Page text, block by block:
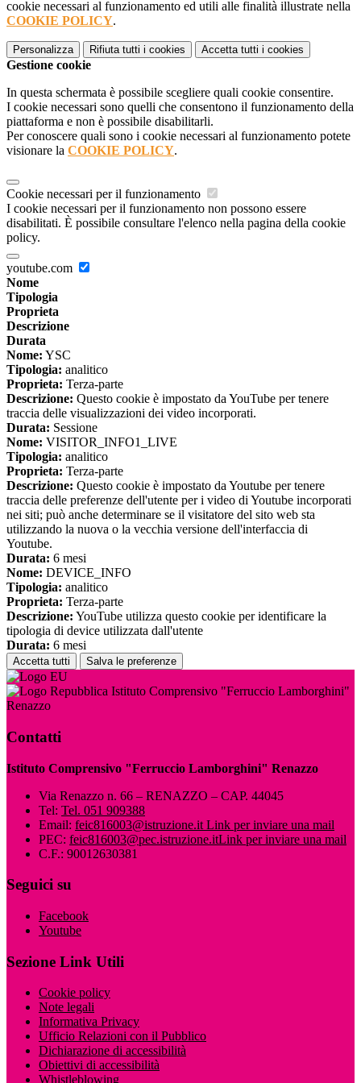
cookie necessari al funzionamento ed utili alle finalità illustrate nella
COOKIE POLICY.
Personalizza Rifiuta tutti i cookies Accetta tutti i cookies
Gestione cookie
In questa schermata è possibile scegliere quali cookie consentire.
I cookie necessari sono quelli che consentono il funzionamento della
piattaforma e non è possibile disabilitarli.
Per conoscere quali sono i cookie necessari al funzionamento potete
visionare la COOKIE POLICY.
Cookie necessari per il funzionamento
I cookie necessari per il funzionamento non possono essere
disabilitati. È possibile consultare l'elenco nella pagina della cookie
policy.
youtube.com
Nome
Tipologia
Proprieta
Descrizione
Durata
Nome: YSC
Tipologia: analitico
Proprieta: Terza-parte
Descrizione: Questo cookie è impostato da YouTube per tenere
traccia delle visualizzazioni dei video incorporati.
Durata: Sessione
Nome: VISITOR_INFO1_LIVE
Tipologia: analitico
Proprieta: Terza-parte
Descrizione: Questo cookie è impostato da Youtube per tenere
traccia delle preferenze dell'utente per i video di Youtube incorporati
nei siti; può anche determinare se il visitatore del sito web sta
utilizzando la nuova o la vecchia versione dell'interfaccia di
Youtube.
Durata: 6 mesi
Nome: DEVICE_INFO
Tipologia: analitico
Proprieta: Terza-parte
Descrizione: YouTube utilizza questo cookie per identificare la
tipologia di device utilizzata dall'utente
Durata: 6 mesi
Accetta tutti Salva le preferenze
Istituto Comprensivo "Ferruccio Lamborghini"
Renazzo
Contatti
Istituto Comprensivo "Ferruccio Lamborghini" Renazzo
Via Renazzo n. 66 – RENAZZO – CAP. 44045
Tel: Tel. 051 909388
Email: feic816003@istruzione.it Link per inviare una mail
PEC: feic816003@pec.istruzione.itLink per inviare una mail
C.F.: 90012630381
Seguici su
Facebook
Youtube
Sezione Link Utili
Cookie policy
Note legali
Informativa Privacy
Ufficio Relazioni con il Pubblico
Dichiarazione di accessibilità
Obiettivi di accessibilità
Whistleblowing